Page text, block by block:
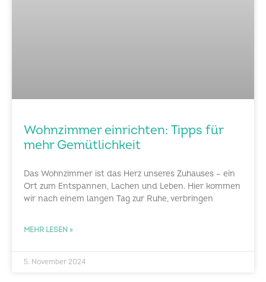
Wohnzimmer einrichten: Tipps für
mehr Gemütlichkeit
Das Wohnzimmer ist das Herz unseres Zuhauses – ein
Ort zum Entspannen, Lachen und Leben. Hier kommen
wir nach einem langen Tag zur Ruhe, verbringen
MEHR LESEN »
5. November 2024